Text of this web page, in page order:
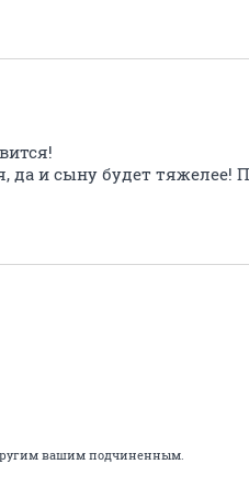
да и сыну будет тяжелее!
другим вашим подчиненным.